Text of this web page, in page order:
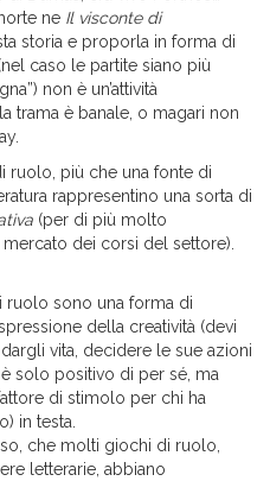
ne Il visconte di
storia e proporla in forma di
caso le partite siano più
non è un’attività
trama è banale, o magari non
ruolo, più che una fonte di
rappresentino una sorta di
(per di più molto
dei corsi del settore).
ruolo sono una forma di
della creatività (devi
vita, decidere le sue azioni
solo positivo di per sé, ma
di stimolo per chi ha
in testa.
che molti giochi di ruolo,
letterarie, abbiano